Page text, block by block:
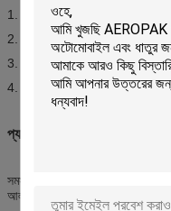
1. তাপ, শিখা, স্পার্ক এবং ইগনিশনের
2. একটি শীতল, শুষ্ক জায়গায় সংরক্ষণ
3. ক্যানটিকে সংঘর্ষ, খোঁচা বা জ্বালিয়ে
4. শিশুদের নাগালের বাইরে রাখুন।
প্যাকেজ
সমস্ত পণ্য অনুযায়ী 12 টুকরা / 24
আলাদা করার জন্য ক্রসওয়াইজ কার্ড সহ,